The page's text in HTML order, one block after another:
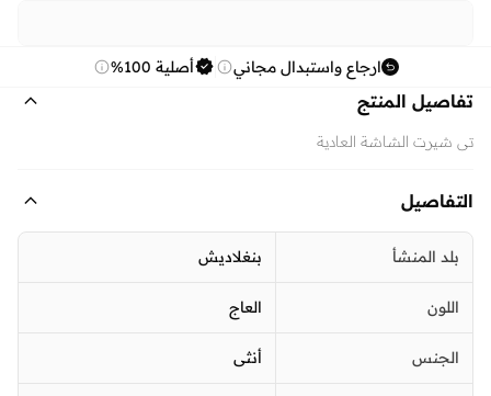
ارجاع واستبدال مجاني أصلية 100%
تفاصيل المنتج
تي شيرت الشاشة العادية
التفاصيل
بلد المنشأ بنغلاديش
اللون العاج
الجنس أنثى